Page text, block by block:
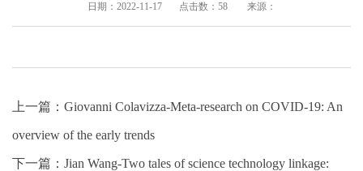
日期：2022-11-17 点击数： 58来源：
上一篇： Giovanni Colavizza-Meta-research on COVID-19: An
overview of the early trends
下一篇： Jian Wang-Two tales of science technology linkage: